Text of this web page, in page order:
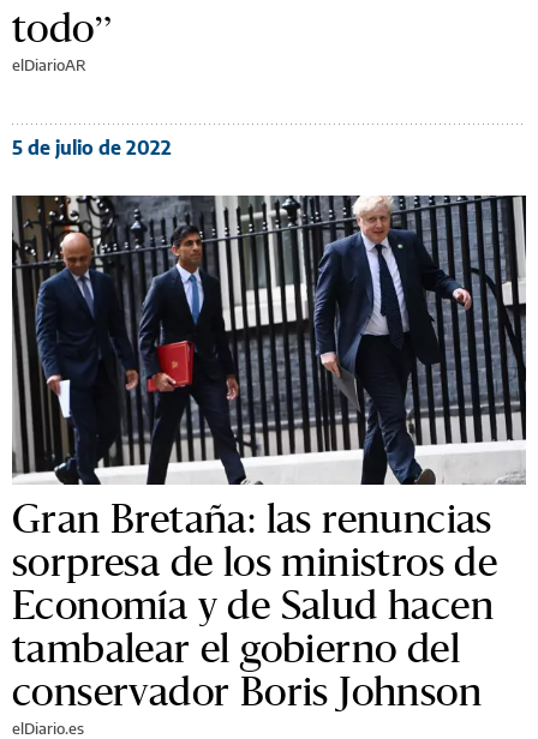
todo”
elDiarioAR
5 de julio de 2022
Gran Bretaña: las renuncias
sorpresa de los ministros de
Economía y de Salud hacen
tambalear el gobierno del
conservador Boris Johnson
elDiario.es